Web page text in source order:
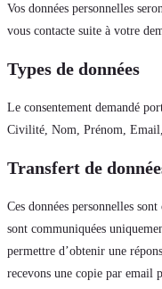
Vos données personnelles
vous contacte suite à votre
Types de données
Le consentement demandé
Civilité, Nom, Prénom, Email,
Transfert de
Ces données personnelles
sont communiquées
permettre d’obtenir une
recevons une copie par email